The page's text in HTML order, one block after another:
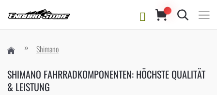
Suche
Shimano
SHIMANO FAHRRADKOMPONENTEN: HÖCHSTE QUALITÄT
& LEISTUNG